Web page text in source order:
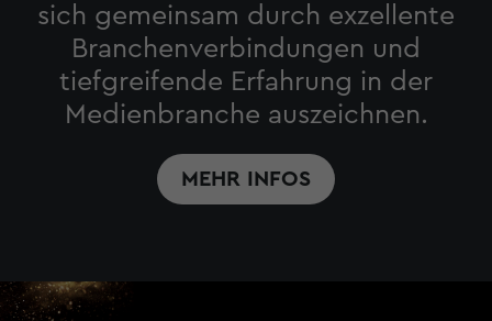
sich gemeinsam durch exzellente
Branchenverbindungen und
tiefgreifende Erfahrung in der
Medienbranche auszeichnen.
MEHR INFOS